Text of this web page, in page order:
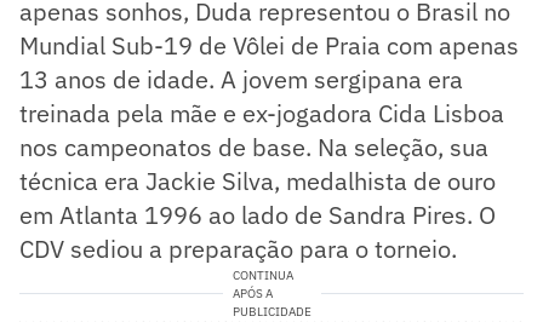
apenas sonhos, Duda representou o Brasil no
Mundial Sub-19 de Vôlei de Praia com apenas
13 anos de idade. A jovem sergipana era
treinada pela mãe e ex-jogadora Cida Lisboa
nos campeonatos de base. Na seleção, sua
técnica era Jackie Silva, medalhista de ouro
em Atlanta 1996 ao lado de Sandra Pires. O
CDV sediou a preparação para o torneio.
CONTINUA
APÓS A
PUBLICIDADE